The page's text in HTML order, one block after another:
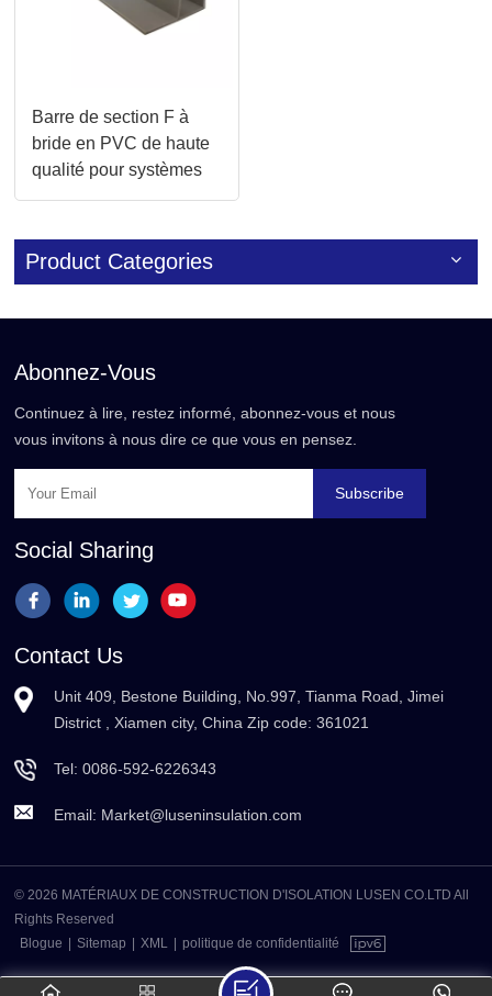
Barre de section F à
bride en PVC de haute
qualité pour systèmes
de conduits CVC
Product Categories
Abonnez-Vous
Continuez à lire, restez informé, abonnez-vous et nous
vous invitons à nous dire ce que vous en pensez.
Subscribe
Social Sharing
Contact Us
Unit 409, Bestone Building, No.997, Tianma Road, Jimei
District , Xiamen city, China Zip code: 361021
Tel:0086-592-6226343
Email: Market@luseninsulation.com
© 2026 MATÉRIAUX DE CONSTRUCTION D'ISOLATION LUSEN CO.LTD All
Rights Reserved
Blogue
Sitemap XML politique de confidentialité